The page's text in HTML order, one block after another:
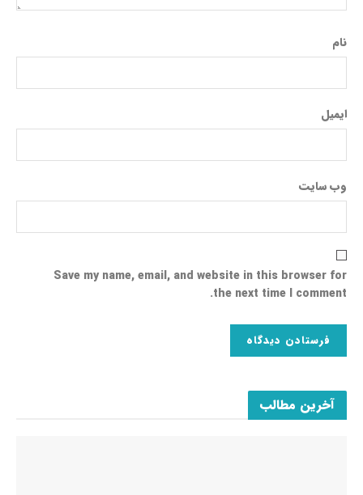
آخرین مطالب
نام
ایمیل
وب‌ سایت
Save my name, email, and website in this browser for
the next time I comment.